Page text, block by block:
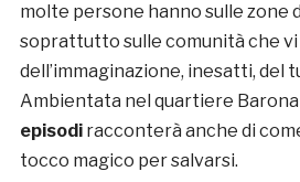
molte persone hanno sulle zone
soprattutto sulle comunità che
dell’immaginazione, inesatti, del
Ambientata nel quartiere Barona
episodiracconterà anche di
tocco magico per salvarsi.